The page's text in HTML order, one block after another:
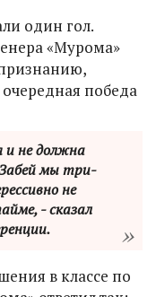
один гол.
«Мурома»
победа
и не должна
мы три-
не
- сказал
в классе по